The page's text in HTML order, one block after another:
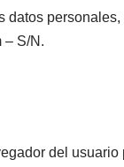
– S/N.
del